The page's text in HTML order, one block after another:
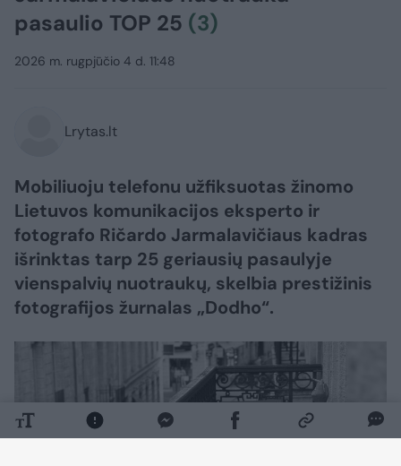
pasaulio TOP 25 (3)
2026 m. rugpjūčio 4 d. 11:48
Lrytas.lt
Mobiliuoju telefonu užfiksuotas žinomo
Lietuvos komunikacijos eksperto ir
fotografo Ričardo Jarmalavičiaus kadras
išrinktas tarp 25 geriausių pasaulyje
vienspalvių nuotraukų, skelbia prestižinis
fotografijos žurnalas „Dodho“.